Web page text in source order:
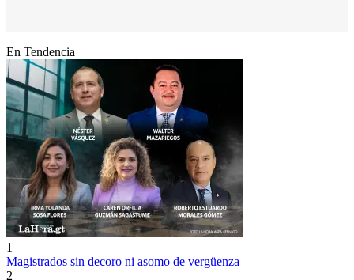
En Tendencia
1
Magistrados sin decoro ni asomo de vergüenza
2